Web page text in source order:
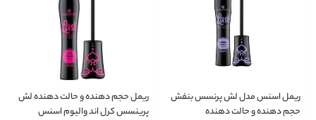
ریمل اسنس مدل لش پرنسس بنفش
حجم دهنده و حالت دهنده
ریمل حجم دهنده و حالت دهنده لش
پرینسس کرل اند والیوم اسنس